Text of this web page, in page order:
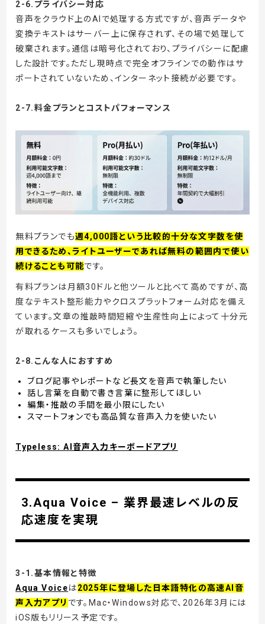
2-6.プライバシー対応
音声をクラウド上のAIで処理する方式ですが、音声データや
変換テキストはサーバー上に保存されず、その場で処理して
破棄されます。通信は暗号化されており、プライバシーに配慮
した設計です。ただし現時点で完全オフラインでの動作はサ
ポートされていないため、インターネット接続が必要です。
2-7.料金プランとコストパフォーマンス
無料プランでも週4,000語という比較的十分な文字数を使
用できるため、ライトユーザーであれば無料の範囲内で使い
続けることも可能です。
有料プランは月額30ドルと他ツールと比べて高めですが、高
度なテキスト整形能力やクロスプラットフォーム対応を備え
ています。文章の推敲時間短縮や生産性向上によって十分元
が取れるケースも多いでしょう。
2-8.こんな人におすすめ
ブログ記事やレポートなど長文を音声で執筆したい
話し言葉を自動で書き言葉に整形してほしい
編集・推敲の手間を最小限にしたい
スマートフォンでも高品質な音声入力を使いたい
Typeless: AI音声入力キーボードアプリ
3.Aqua Voice – 業界最速レベルの反
応速度を実現
3-1.基本情報と特徴
Aqua Voiceは2025年に登場した日本語特化の高速AI音
声入力アプリ です。Mac・Windows対応で、2026年3月には
iOS版もリリース予定です。